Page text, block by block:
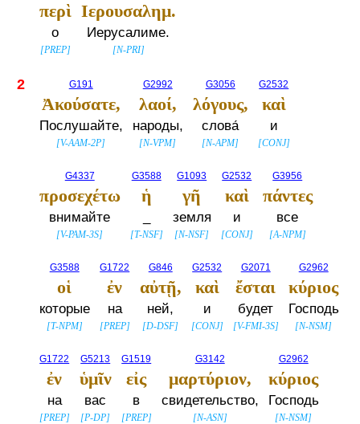
περὶ
о
[PREP]
Ιερουσαλημ.
Иерусалиме.
[N-PRI]
2 G191
Ἀκούσατε,
Послушайте,
[V-AAM-2P]
G2992
λαοί,
народы,
[N-VPM]
G3056
λόγους,
слова́
[N-APM]
G2532
καὶ
и
[CONJ]
G4337
προσεχέτω
внимайте
[V-PAM-3S]
G3588
ἡ
[T-NSF]
G1093
γῆ
земля
[N-NSF]
G2532
καὶ
и
[CONJ]
G3956
πάντες
все
[A-NPM]
G3588
οἱ
которые
[T-NPM]
G1722
ἐν
на
[PREP]
G846
αὐτῇ,
ней,
[D-DSF]
G2532
καὶ
и
[CONJ]
G2071
ἔσται
будет
[V-FMI-3S]
G2962
κύριος
Господь
[N-NSM]
G1722
ἐν
на
[PREP]
G5213
ὑμῖν
вас
[P-DP]
G1519
εἰς
в
[PREP]
G3142
μαρτύριον,
свидетельство,
[N-ASN]
G2962
κύριος
Господь
[N-NSM]